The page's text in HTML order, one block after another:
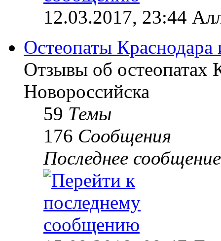
12.03.2017, 23:44
Остеопаты Краснодара
Отзывы об остеопатах
Новороссийска
59 Темы
176 Сообщения
Последнее сообщение